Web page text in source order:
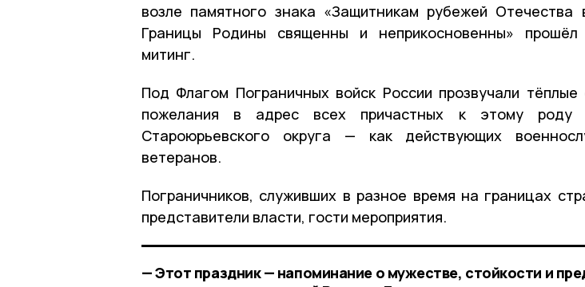
возле памятного знака «Защитникам рубежей Отечества
Границы Родины священны и неприкосновенны» прошёл
митинг.
Под Флагом Пограничных войск России прозвучали
пожелания в адрес всех причастных к этому роду
Староюрьевского округа — как действующих
ветеранов.
Пограничников, служивших в разное время на границах
представители власти, гости мероприятия.
— Этот праздник — напоминание о мужестве, стойкости и